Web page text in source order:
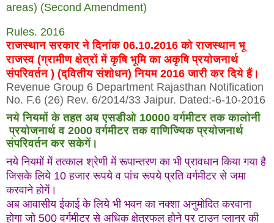
areas) (Second Amendment)
Rules. 2016
राजस्थान सरकार ने दिनांक 06.10.2016 को राजस्थान भू
राजस्व (ग्रामीण क्षेत्रों में कृषि भूमि का अकृषि प्रयोजनार्थ
संपरिवर्तन ) (द्वितीय संशोधन) नियम 2016 जारी कर दिये हैं।
Revenue Group 6 Department Rajasthan Notification
No. F.6 (26) Rev. 6/2014/33 Jaipur. Dated:-6-10-2016
नये नियमों के तहत अब एसडीओ 10000 वर्गमीटर तक कालोनी
प्रयोजनार्थ व 2000 वर्गमीटर तक वाणिज्यिक प्रयोजनार्थ
संपरिवर्तन कर सकेगें।
नये नियमों में तत्काल श्रेणी में रूपान्तरण का भी प्रावधान किया गया है
जिसके लिये 10 हजार रूपये व पांच रूपये प्रति वर्गमीटर से जमा
करवाने होगें।
अब आवासीय ईकाई के लिये भी भवन का नक्शा अनुमोदित करवाना
होगा जो 500 वर्गमीटर से अधिक क्षेत्रफल होने पर टाउन प्लानर की